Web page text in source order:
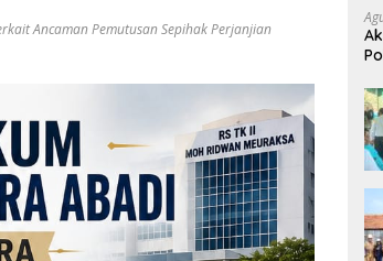
Ancaman Pemutusan Sepihak Perjanjian